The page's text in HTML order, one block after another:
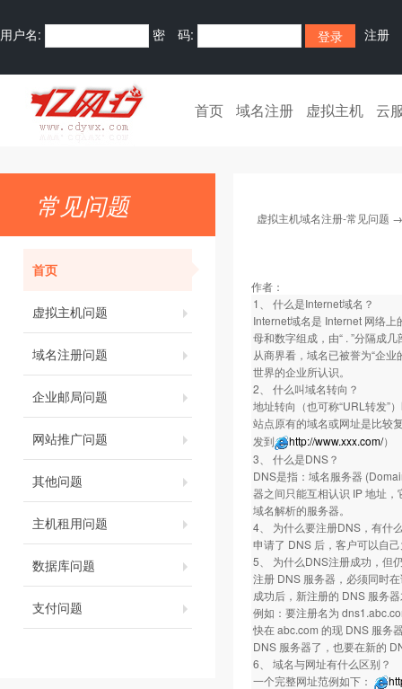
用户名: 密 码: 注册
首页 域名注册 虚拟主机 云
常见问题
首页
虚拟主机问题
域名注册问题
企业邮局问题
网站推广问题
其他问题
主机租用问题
数据库问题
支付问题
虚拟主机域名注册-常见问题
作者：
1、 什么是Internet域名？
Internet域名是 Internet 网络
母和数字组成，由“ . ”分隔成
从商界看，域名已被誉为“企
世界的企业所认识。
2、 什么叫域名转向？
地址转向（也可称“URL转发”
站点原有的域名或网址是比较
发到
http://www.xxx.com/）
3、 什么是DNS？
DNS是指：域名服务器
器之间只能互相认识 IP 地址
域名解析的服务器。
4、 为什么要注册DNS，有什
申请了 DNS 后，客户可以自
5、 为什么DNS注册成功，但
注册 DNS 服务器，必须同时
成功后，新注册的 DNS 服务
例如：要注册名为
快在 abc.com 的现 DNS 服务
DNS 服务器了，也要在新的
6、 域名与网址有什么区别？
一个完整网址范例如下：